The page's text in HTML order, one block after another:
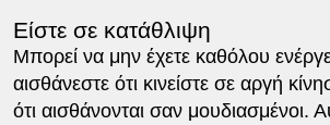
Είστε σε κατάθλιψη
Μπορεί να μην έχετε καθόλου
αισθάνεστε ότι κινείστε σε αργή
ότι αισθάνονται σαν μουδιασμένοι.